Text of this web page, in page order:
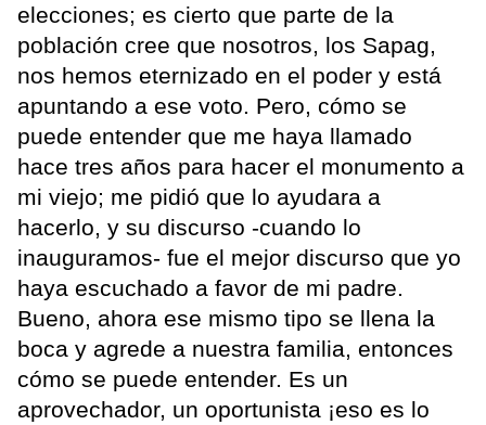
elecciones; es cierto que parte de la
población cree que nosotros, los Sapag,
nos hemos eternizado en el poder y está
apuntando a ese voto. Pero, cómo se
puede entender que me haya llamado
hace tres años para hacer el monumento a
mi viejo; me pidió que lo ayudara a
hacerlo, y su discurso -cuando lo
inauguramos- fue el mejor discurso que yo
haya escuchado a favor de mi padre.
Bueno, ahora ese mismo tipo se llena la
boca y agrede a nuestra familia, entonces
cómo se puede entender. Es un
aprovechador, un oportunista ¡eso es lo